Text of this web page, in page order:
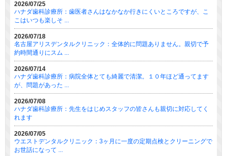
2026/07/25
ハナダ歯科診療所：歯医者さんはなかなか行きにくいところですが、こ
こはいつも楽しそ ...
2026/07/18
名古屋アリスデンタルクリニック：全体的に問題ありません。親切で予
約時間通りにスム ...
2026/07/14
ハナダ歯科診療所：病院全体とても綺麗で清潔。１０年ほど通ってます
が、問題があった ...
2026/07/08
ハナダ歯科診療所：先生をはじめスタッフの皆さんも親切に対応してく
れます
2026/07/05
ウエストデンタルクリニック：3ヶ月に一度の定期点検とクリーニングで
お世話になって ...